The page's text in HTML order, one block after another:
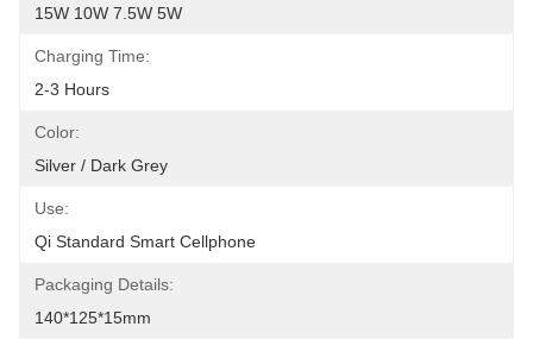
15W 10W 7.5W 5W
Charging Time:
2-3 Hours
Color:
Silver / Dark Grey
Use:
Qi Standard Smart Cellphone
Packaging Details:
140*125*15mm